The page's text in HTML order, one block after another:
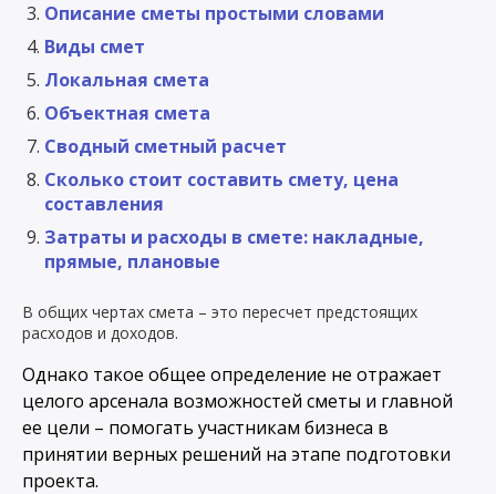
Описание сметы простыми словами
Виды смет
Локальная смета
Объектная смета
Сводный сметный расчет
Сколько стоит составить смету, цена
составления
Затраты и расходы в смете: накладные,
прямые, плановые
В общих чертах смета – это пересчет предстоящих
расходов и доходов.
Однако такое общее определение не отражает
целого арсенала возможностей сметы и главной
ее цели – помогать участникам бизнеса в
принятии верных решений на этапе подготовки
проекта.